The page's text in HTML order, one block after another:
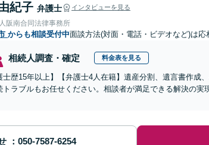
紀子 弁護士 インタビューを見る
阪南合同法律事務所
からも相談受付中面談方法(対面・電話・ビデオなど)は応
相続人調査・確定 料金表を見る
士歴15年以上】【弁護士4人在籍】遺産分割、遺言書作成
トラブルもお任せください。相談者が満足できる解決の